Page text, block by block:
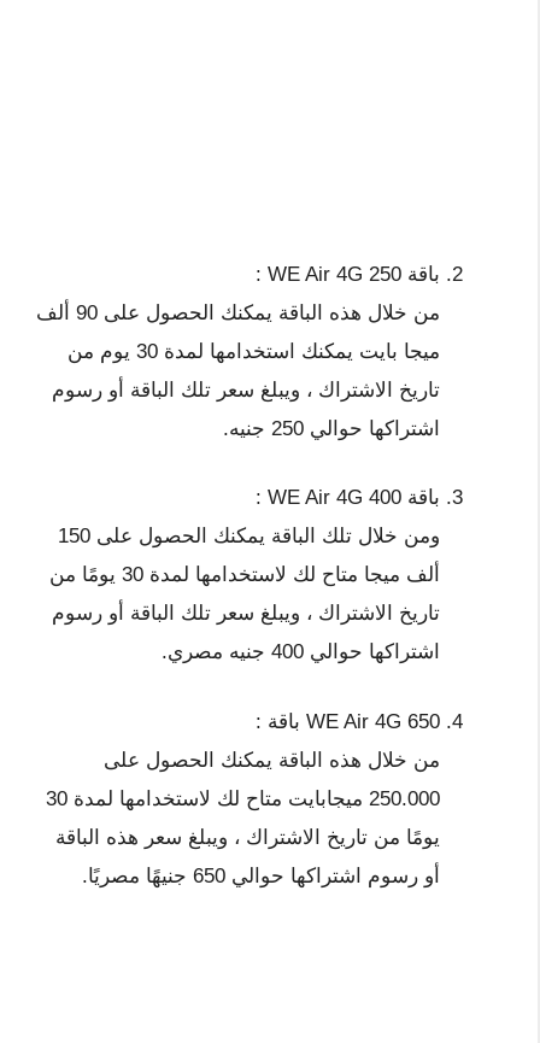
باقة WE Air 4G 250 :
من خلال هذه الباقة يمكنك الحصول على 90 ألف
ميجا بايت يمكنك استخدامها لمدة 30 يوم من
تاريخ الاشتراك ، ويبلغ سعر تلك الباقة أو رسوم
اشتراكها حوالي 250 جنيه.
باقة WE Air 4G 400 :
ومن خلال تلك الباقة يمكنك الحصول على 150
ألف ميجا متاح لك لاستخدامها لمدة 30 يومًا من
تاريخ الاشتراك ، ويبلغ سعر تلك الباقة أو رسوم
اشتراكها حوالي 400 جنيه مصري.
WE Air 4G 650 باقة :
من خلال هذه الباقة يمكنك الحصول على
250.000 ميجابايت متاح لك لاستخدامها لمدة 30
يومًا من تاريخ الاشتراك ، ويبلغ سعر هذه الباقة
أو رسوم اشتراكها حوالي 650 جنيهًا مصريًا.